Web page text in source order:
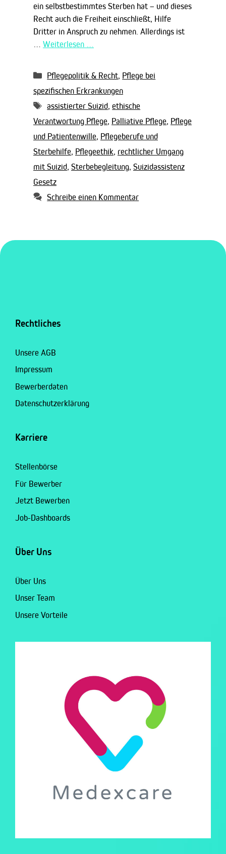
ein selbstbestimmtes Sterben hat – und dieses
Recht auch die Freiheit einschließt, Hilfe
Dritter in Anspruch zu nehmen. Allerdings ist
Weiterlesen …
Kategorien
Pflegepolitik & Recht, Pflege bei
spezifischen Erkrankungen
Schlagwörter
assistierter Suizid,ethische
Verantwortung Pflege, Palliative Pflege, Pflege
und Patientenwille, Pflegeberufe und
Sterbehilfe, Pflegeethik, rechtlicher Umgang
mit Suizid, Sterbebegleitung, Suizidassistenz
Gesetz
Schreibe einen Kommentar
Rechtliches
Unsere AGB
Impressum
Bewerberdaten
Datenschutzerklärung
Karriere
Stellenbörse
Für Bewerber
Jetzt Bewerben
Job-Dashboards
Über Uns
Über Uns
Unser Team
Unsere Vorteile